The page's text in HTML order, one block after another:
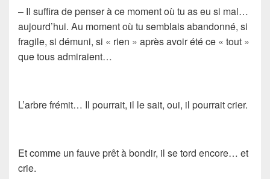
– Il suffira de penser à ce moment où tu as eu si mal…
aujourd’hui. Au moment où tu semblais abandonné, si
fragile, si démuni, si « rien » après avoir été ce « tout »
que tous admiraient…
L’arbre frémit… Il pourrait, il le sait, oui, il pourrait crier.
Et comme un fauve prêt à bondir, il se tord encore… et
crie.